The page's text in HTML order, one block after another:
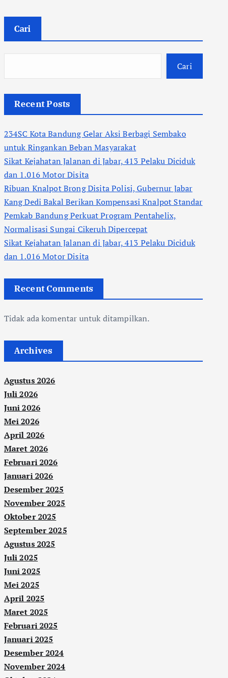
Cari
Cari
Recent Posts
234SC Kota Bandung Gelar Aksi Berbagi Sembako
untuk Ringankan Beban Masyarakat
Sikat Kejahatan Jalanan di Jabar, 413 Pelaku Diciduk
dan 1.016 Motor Disita
Ribuan Knalpot Brong Disita Polisi, Gubernur Jabar
Kang Dedi Bakal Berikan Kompensasi Knalpot Standar
Pemkab Bandung Perkuat Program Pentahelix,
Normalisasi Sungai Cikeruh Dipercepat
Sikat Kejahatan Jalanan di Jabar, 413 Pelaku Diciduk
dan 1.016 Motor Disita
Recent Comments
Tidak ada komentar untuk ditampilkan.
Archives
Agustus 2026
Juli 2026
Juni 2026
Mei 2026
April 2026
Maret 2026
Februari 2026
Januari 2026
Desember 2025
November 2025
Oktober 2025
September 2025
Agustus 2025
Juli 2025
Juni 2025
Mei 2025
April 2025
Maret 2025
Februari 2025
Januari 2025
Desember 2024
November 2024